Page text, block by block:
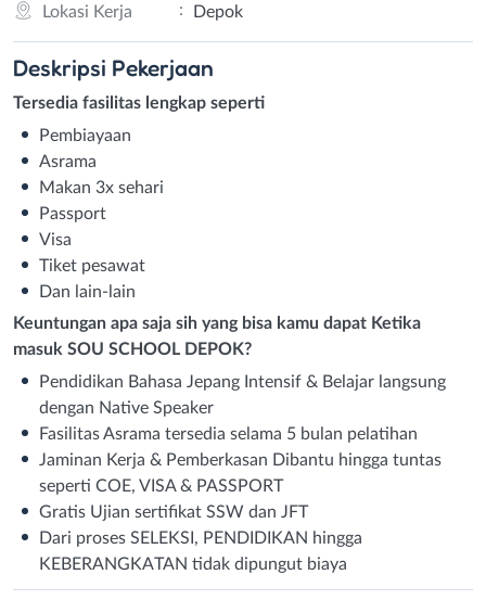
Lokasi Kerja
: Depok
Deskripsi Pekerjaan
Tersedia fasilitas lengkap seperti
Pembiayaan
Asrama
Makan 3x sehari
Passport
Visa
Tiket pesawat
Dan lain-lain
Keuntungan apa saja sih yang bisa kamu dapat Ketika
masuk SOU SCHOOL DEPOK?
Pendidikan Bahasa Jepang Intensif & Belajar langsung
dengan Native Speaker
Fasilitas Asrama tersedia selama 5 bulan pelatihan
Jaminan Kerja & Pemberkasan Dibantu hingga tuntas
seperti COE, VISA & PASSPORT
Gratis Ujian sertifikat SSW dan JFT
Dari proses SELEKSI, PENDIDIKAN hingga
KEBERANGKATAN tidak dipungut biaya